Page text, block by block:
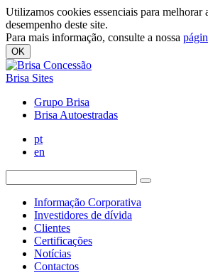
Utilizamos cookies essenciais para melhorar
desempenho deste site.
Para mais informação, consulte a nossa
OK
Brisa Sites
Grupo Brisa
Brisa Autoestradas
pt
en
Informação Corporativa
Investidores de dívida
Clientes
Certificações
Notícias
Contactos